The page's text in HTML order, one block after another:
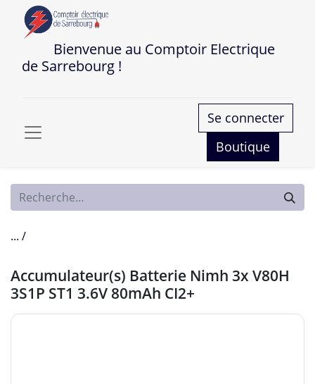
Bienvenue au Comptoir Electrique
de Sarrebourg !
Se connecter
Boutique
... /
Accumulateur(s) Batterie Nimh 3x V80H
3S1P ST1 3.6V 80mAh CI2+